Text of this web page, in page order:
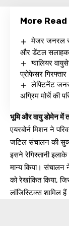
More Read
मेजर जनरल
और डेंटल
ग्वालियर
प्रोफेसर गिरफ्तार
लेफ्टिनेंट
अग्रिम मोर्चे की
भूमि और वायु डोमेन में
एयरबोर्न मिशन ने
जटिल संचालन की
इसने रेगिस्तानी
मान्य किया। संचालन
को रेखांकित किया,
लॉजिस्टिक्स शामिल